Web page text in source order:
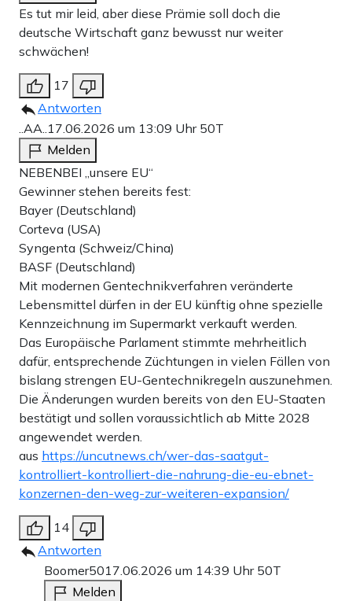
Es tut mir leid, aber diese Prämie soll doch die
deutsche Wirtschaft ganz bewusst nur weiter
schwächen!
17
Antworten
..AA..17.06.2026 um 13:09 Uhr 50T
Melden
NEBENBEI „unsere EU“
Gewinner stehen bereits fest:
Bayer (Deutschland)
Corteva (USA)
Syngenta (Schweiz/China)
BASF (Deutschland)
Mit modernen Gentechnikverfahren veränderte
Lebensmittel dürfen in der EU künftig ohne spezielle
Kennzeichnung im Supermarkt verkauft werden.
Das Europäische Parlament stimmte mehrheitlich
dafür, entsprechende Züchtungen in vielen Fällen von
bislang strengen EU-Gentechnikregeln auszunehmen.
Die Änderungen wurden bereits von den EU-Staaten
bestätigt und sollen voraussichtlich ab Mitte 2028
angewendet werden.
aus https://uncutnews.ch/wer-das-saatgut-
kontrolliert-kontrolliert-die-nahrung-die-eu-ebnet-
konzernen-den-weg-zur-weiteren-expansion/
14
Antworten
Boomer5017.06.2026 um 14:39 Uhr 50T
Melden